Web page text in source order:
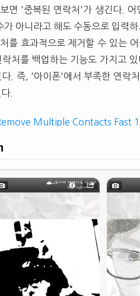
면 '중복된 연락처'가 생긴다.
가 아니라고 해도 수동으로 입력
를 효과적으로 제거할 수 있는
처를 백업하는 기능도 가지고
다. 즉, '아이폰'에서 부족한 연락
.
Multiple Contacts Fast